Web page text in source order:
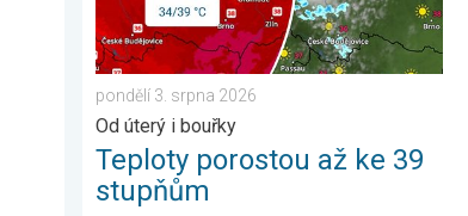
pondělí 3. srpna 2026
Od úterý i bouřky
Teploty porostou až ke 39
stupňům